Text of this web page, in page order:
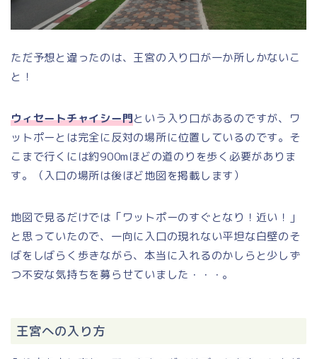
ただ予想と違ったのは、王宮の入り口が一か所しかないこ
と！
ウィセートチャイシー門という入り口があるのですが、ワ
ットポーとは完全に反対の場所に位置しているのです。そ
こまで行くには約900mほどの道のりを歩く必要がありま
す。（入口の場所は後ほど地図を掲載します）
地図で見るだけでは「ワットポーのすぐとなり！近い！」
と思っていたので、一向に入口の現れない平坦な白壁のそ
ばをしばらく歩きながら、本当に入れるのかしらと少しず
つ不安な気持ちを募らせていました・・・。
王宮への入り方